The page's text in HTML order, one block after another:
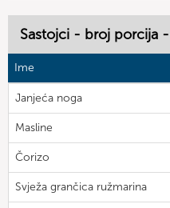
Sastojci - broj porcija
Ime
Janjeća noga
Masline
Čorizo
Svježa grančica ružmarina